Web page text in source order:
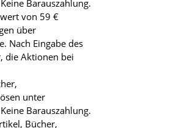
Barauszahlung.
von 59 €
über
Nach Eingabe des
die Aktionen bei
unter
Barauszahlung.
Bücher,